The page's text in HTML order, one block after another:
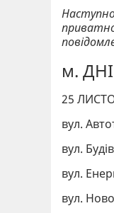
м.
25
вул.
вул.
вул.
вул.